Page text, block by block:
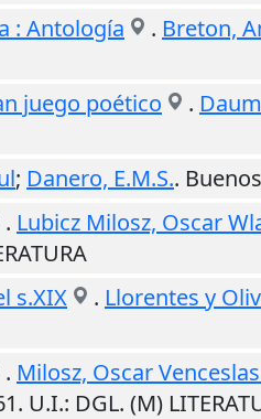
: Antología
. Breton,
juego poético
.
; Danero, E.M.S..
. Lubicz Milosz, Oscar
s.XIX
. Llorentes y
. Milosz, Oscar
. U.I.: DGL. (M)